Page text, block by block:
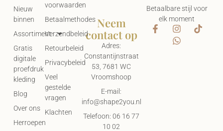
Betaalbare stijl voor
elk moment
voorwaarden
Betaalmethodes
Verzendbeleid
Retourbeleid
Privacybeleid
Veel
gestelde
vragen
Klachten
Nieuw
binnen
Assortiment
Gratis
digitale
proefdruk
kleding
Blog
Over ons
Herroepen
Neem
contact op
Adres:
Constantijnstraat
53, 7681 WC
Vroomshoop
E-mail:
info@shape2you.nl
Telefoon: 06 16 77
10 02